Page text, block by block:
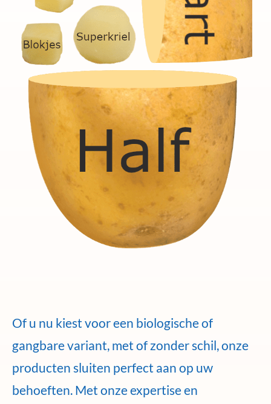
Of u nu kiest voor een biologische of
gangbare variant, met of zonder schil, onze
producten sluiten perfect aan op uw
behoeften. Met onze expertise en